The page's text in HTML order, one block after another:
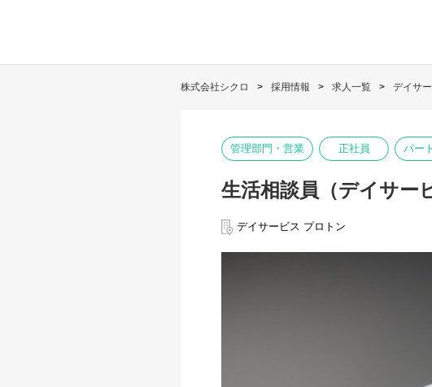
株式会社シクロ 採用情報 求人一覧 デイサ
管理部門・営業 正社員 パー
生活相談員（デイサー
デイサービス プロトン